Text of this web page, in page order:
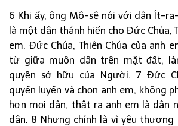
6 Khi ấy, ông Mô-sê nói với dân Ít-
là một dân thánh hiến cho Đức Chúa,
em. Đức Chúa, Thiên Chúa của anh
từ giữa muôn dân trên mặt đất,
quyền sở hữu của Người. 7 Đức
quyến luyến và chọn anh em, không
hơn mọi dân, thật ra anh em là dân
dân. 8 Nhưng chính là vì yêu thương